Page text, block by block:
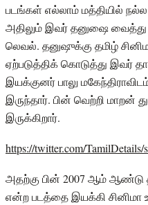
படங்கள் எல்லாம் மத்தியில் நல்ல
அதிலும் இவர் தனுஷை
லெவல். தனுஷுக்கு தமிழ்
ஏற்படுத்திக் கொடுத்து இவர்
இயக்குனர் பாலு
இருந்தார். பின் வெற்றி மாறன்
இருக்கிறார்.
https://twitter.com/
அதற்கு பின் 2007 ஆம்
என்ற படத்தை இயக்கி சினிமா